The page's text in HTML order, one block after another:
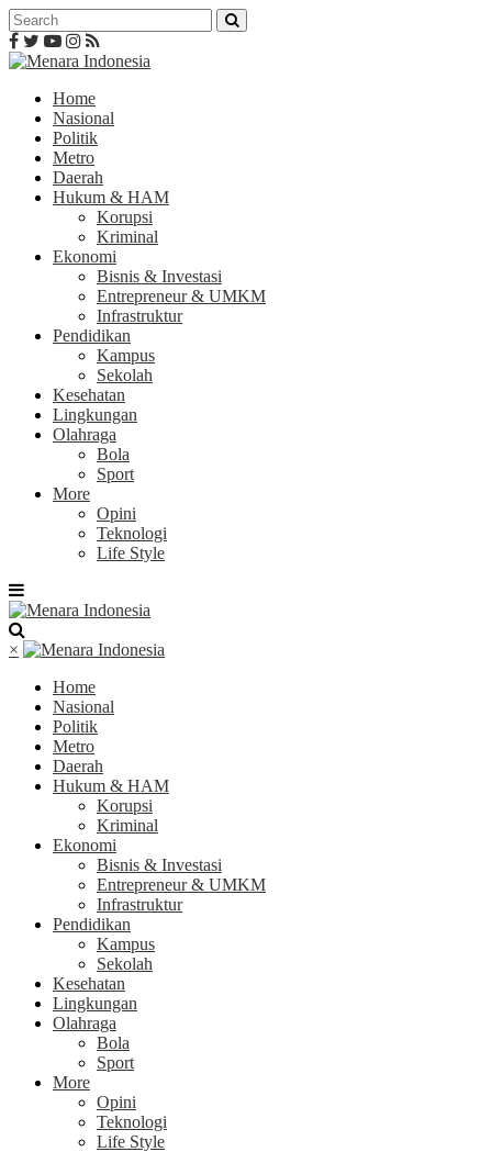
Home
Nasional
Politik
Metro
Daerah
Hukum & HAM
Korupsi
Kriminal
Ekonomi
Bisnis & Investasi
Entrepreneur & UMKM
Infrastruktur
Pendidikan
Kampus
Sekolah
Kesehatan
Lingkungan
Olahraga
Bola
Sport
More
Opini
Teknologi
Life Style
×
Home
Nasional
Politik
Metro
Daerah
Hukum & HAM
Korupsi
Kriminal
Ekonomi
Bisnis & Investasi
Entrepreneur & UMKM
Infrastruktur
Pendidikan
Kampus
Sekolah
Kesehatan
Lingkungan
Olahraga
Bola
Sport
More
Opini
Teknologi
Life Style